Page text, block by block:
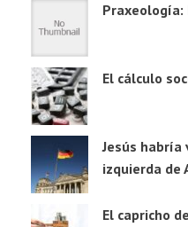
El cálculo
Jesús
izquierda de
El capricho